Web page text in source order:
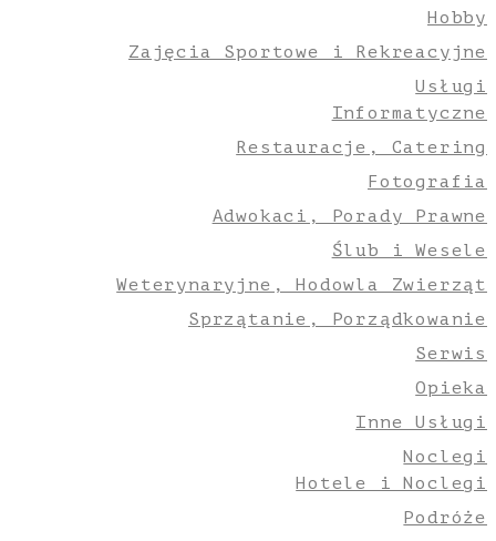
Hobby
Zajęcia Sportowe i Rekreacyjne
Usługi
Informatyczne
Restauracje, Catering
Fotografia
Adwokaci, Porady Prawne
Ślub i Wesele
Weterynaryjne, Hodowla Zwierząt
Sprzątanie, Porządkowanie
Serwis
Opieka
Inne Usługi
Noclegi
Hotele i Noclegi
Podróże